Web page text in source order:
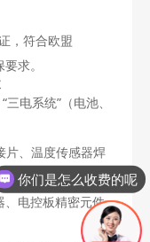
，符合欧盟
求。
电系统”（电池、
片、温度传感器焊
、电控板精密元件
你们是怎么收费的呢